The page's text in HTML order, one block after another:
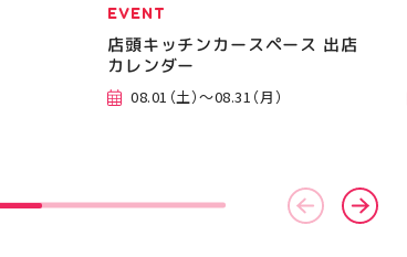
EVENT
店頭キッチンカースペース 出店
カレンダー
08.01（土）～08.31（月）